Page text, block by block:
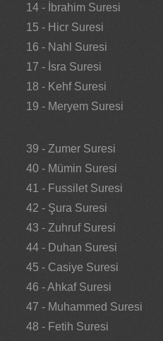
14 - İbrahim Suresi
15 - Hicr Suresi
16 - Nahl Suresi
17 - İsra Suresi
18 - Kehf Suresi
19 - Meryem Suresi
39 - Zumer Suresi
40 - Mümin Suresi
41 - Fussilet Suresi
42 - Şura Suresi
43 - Zuhruf Suresi
44 - Duhan Suresi
45 - Casiye Suresi
46 - Ahkaf Suresi
47 - Muhammed Suresi
48 - Fetih Suresi